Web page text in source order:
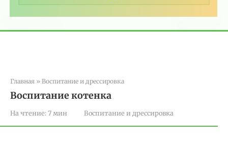
Главная » Воспитание и дрессировка
Воспитание котенка
На чтение:7 мин Воспитание и дрессировка